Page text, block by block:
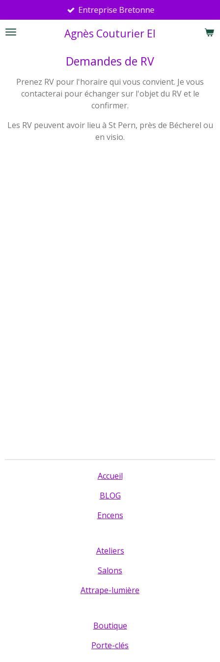
au
contenu
Agnès Couturier EI
Entreprise Bretonne
Demandes de RV
Prenez RV pour l'horaire qui vous convient. Je vous
contacterai pour échanger sur l'objet du RV et le
confirmer.
Les RV peuvent avoir lieu à St Pern, près de Bécherel ou
en visio.
Accueil
BLOG
Encens
Ateliers
Salons
Attrape-lumière
Boutique
Porte-clés